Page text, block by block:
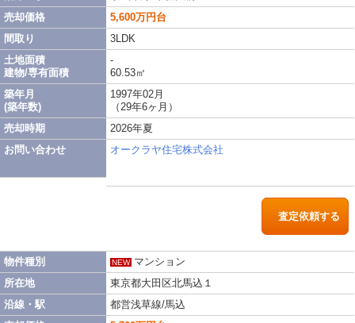
売却価格
間取り
土地面積
建物/専有面積
築年月
(築年数)
売却時期
お問い合わせ
5,600万円台
3LDK
-
60.53㎡
1997年02月
（29年6ヶ月）
2026年夏
オークラヤ住宅株式会社
査定依頼する
物件種別
所在地
沿線・駅
NEW マンション
東京都大田区北馬込１
都営浅草線/馬込